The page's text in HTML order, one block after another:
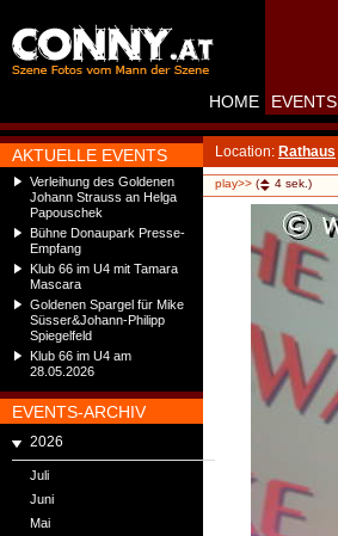
AKTUELLE EVENTS
Verleihung des Goldenen
Johann Strauss an Helga
Papouschek
Bühne Donaupark Presse-
Empfang
Klub 66 im U4 mit Tamara
Mascara
Goldenen Spargel für Mike
Süsser&Johann-Philipp
Spiegelfeld
Klub 66 im U4 am
28.05.2026
EVENTS-ARCHIV
2026
Juli
Juni
Mai
HOME EVENTS
Location: Rathaus
play>> ( 4 sek.)